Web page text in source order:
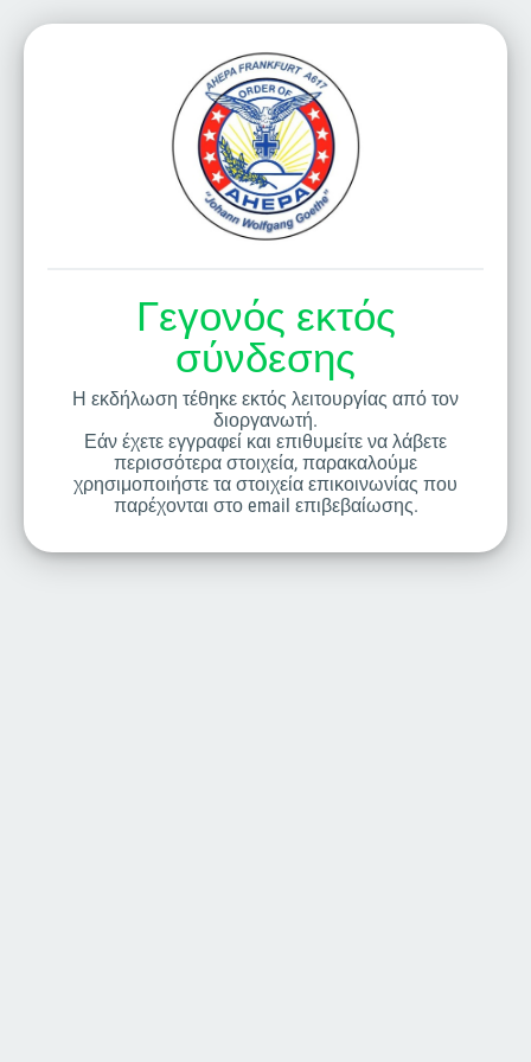
Γεγονός εκτός
σύνδεσης
Η εκδήλωση τέθηκε εκτός λειτουργίας από τον
διοργανωτή.
Εάν έχετε εγγραφεί και επιθυμείτε να λάβετε
περισσότερα στοιχεία, παρακαλούμε
χρησιμοποιήστε τα στοιχεία επικοινωνίας που
παρέχονται στο email επιβεβαίωσης.